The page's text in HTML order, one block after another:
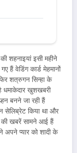
शहनाइयां इसी महीने
हैं वेडिंग कार्ड मेहमानों
शत्रुगन सिन्हा के
धमाकेदार खुशखबरी
बनने जा रही हैं
सेलिब्रेट किया था और
की खबरें सामने आई हैं
अपने प्यार को शादी के